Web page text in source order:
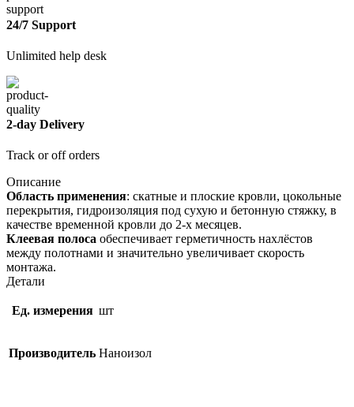
24/7 Support
Unlimited help desk
2-day Delivery
Track or off orders
Описание
Область применения: скатные и плоские кровли, цокольные
перекрытия, гидроизоляция под сухую и бетонную стяжку, в
качестве временной кровли до 2-х месяцев.
Клеевая полоса обеспечивает герметичность нахлёстов
между полотнами и значительно увеличивает скорость
монтажа.
Детали
Ед. измерения шт
Производитель Наноизол